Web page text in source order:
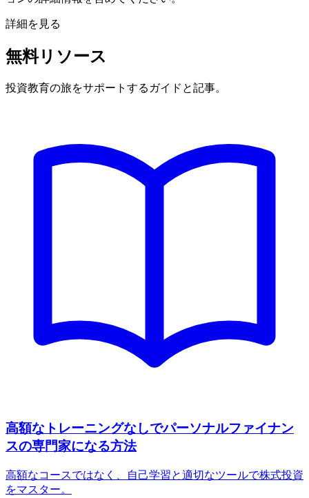
詳細を見る
無料リソース
投資教育の旅をサポートするガイドと記事。
高額なトレーニングなしでパーソナルファイナン
スの専門家になる方法
高額なコースではなく、自己学習と適切なツールで株式投資
をマスター。